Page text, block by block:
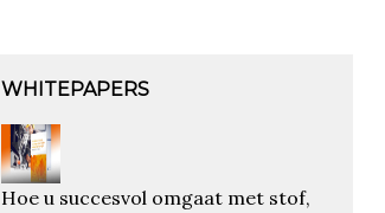
WHITEPAPERS
Hoe u succesvol omgaat met stof,